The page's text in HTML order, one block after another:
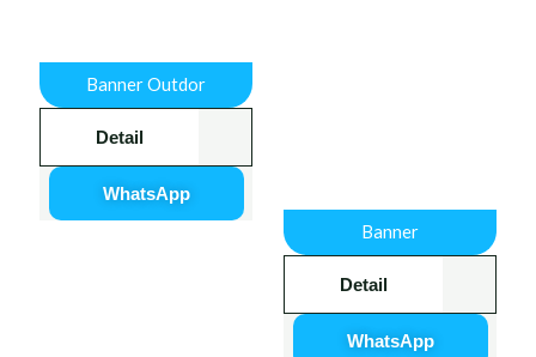
Banner
Detail
WhatsApp
Banner Outdor
Detail
WhatsApp